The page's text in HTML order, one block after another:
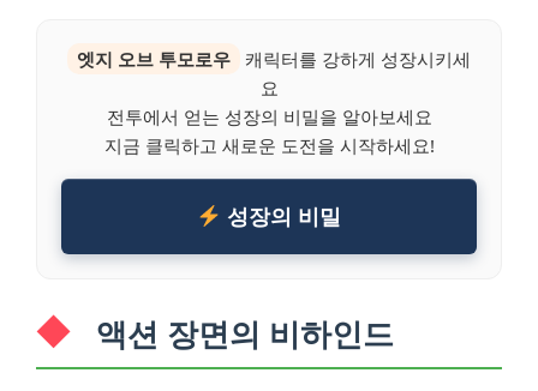
엣지 오브 투모로우
캐릭터를 강하게 성장시키세
요
전투에서 얻는 성장의 비밀을 알아보세요
지금 클릭하고 새로운 도전을 시작하세요!
성장의 비밀
액션 장면의 비하인드